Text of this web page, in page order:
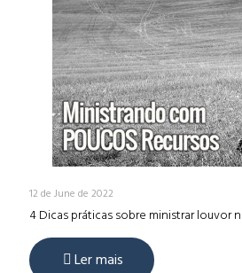
12 de June de 2022
4 Dicas práticas sobre ministrar louvor
Ler mais